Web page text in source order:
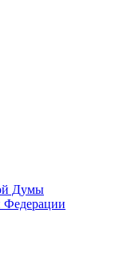
Думы
Федерации